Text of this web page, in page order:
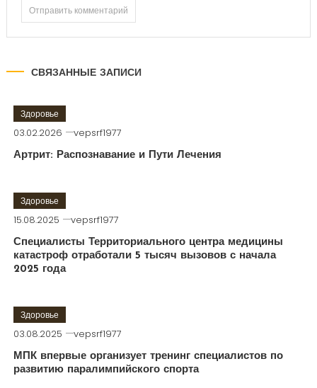
СВЯЗАННЫЕ ЗАПИСИ
Здоровье
03.02.2026 vepsrf1977
Артрит: Распознавание и Пути Лечения
Здоровье
15.08.2025 vepsrf1977
Специалисты Территориального центра медицины
катастроф отработали 5 тысяч вызовов с начала
2025 года
Здоровье
03.08.2025 vepsrf1977
МПК впервые организует тренинг специалистов по
развитию паралимпийского спорта